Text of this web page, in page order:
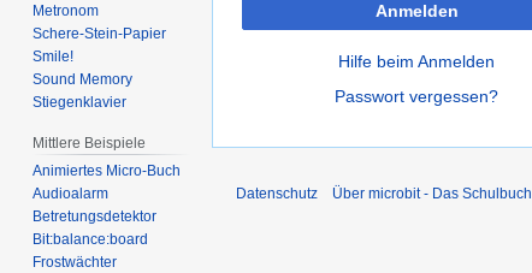
Anmelden
Hilfe beim Anmelden
Passwort vergessen?
Metronom
Schere-Stein-Papier
Smile!
Sound Memory
Stiegenklavier
Mittlere Beispiele
Animiertes Micro-Buch
Audioalarm
Betretungsdetektor
Bit:balance:board
Frostwächter
Datenschutz Über microbit - Das Schulbuch